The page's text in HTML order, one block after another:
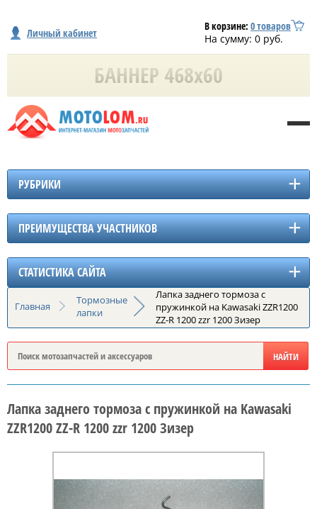
Личный кабинет В корзине: 0товаров
На сумму: 0 руб.
РУБРИКИ
ПРЕИМУЩЕСТВА УЧАСТНИКОВ
СТАТИСТИКА САЙТА
Главная
Тормозные
лапки
Лапка заднего тормоза с
пружинкой на Kawasaki ZZR1200
ZZ-R 1200 zzr 1200 Зизер
Лапка заднего тормоза с пружинкой на Kawasaki
ZZR1200 ZZ-R 1200 zzr 1200 Зизер